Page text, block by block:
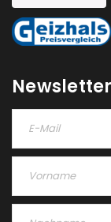
Newsletter